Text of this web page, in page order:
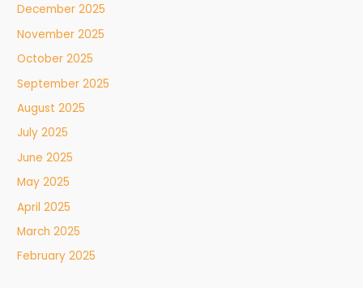
December 2025
November 2025
October 2025
September 2025
August 2025
July 2025
June 2025
May 2025
April 2025
March 2025
February 2025